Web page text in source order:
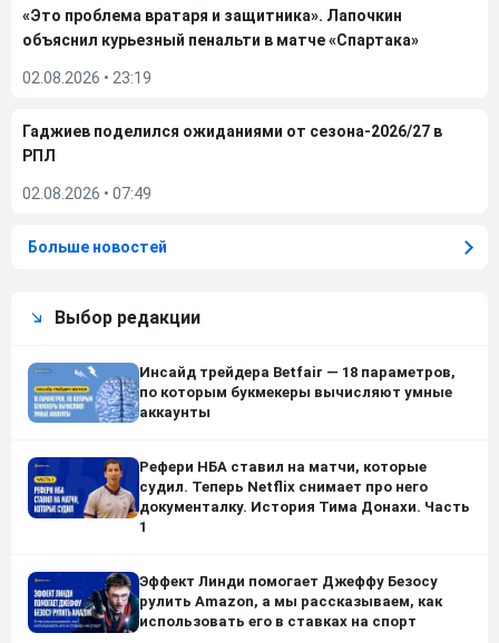
«Это проблема вратаря и защитника». Лапочкин
объяснил курьезный пенальти в матче «Спартака»
02.08.2026 • 23:19
Гаджиев поделился ожиданиями от сезона-2026/27 в
РПЛ
02.08.2026 • 07:49
Больше новостей
Выбор редакции
Инсайд трейдера Betfair — 18 параметров,
по которым букмекеры вычисляют умные
аккаунты
Рефери НБА ставил на матчи, которые
судил. Теперь Netflix снимает про него
документалку. История Тима Донахи. Часть
1
Эффект Линди помогает Джеффу Безосу
рулить Amazon, а мы рассказываем, как
использовать его в ставках на спорт